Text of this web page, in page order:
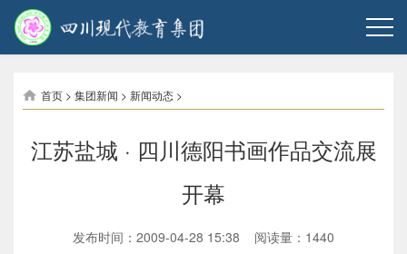
首页 > 集团新闻 > 新闻动态 >
江苏盐城 · 四川德阳书画作品交流展
开幕
发布时间：2009-04-28 15:38 阅读量： 1440